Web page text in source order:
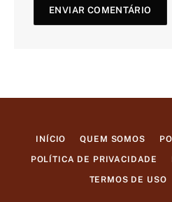
INÍCIO QUEM SOMOS
POLÍTICA DE PRIVACIDADE
TERMOS DE USO